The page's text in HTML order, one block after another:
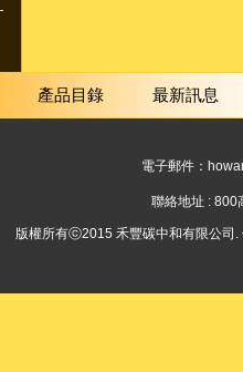
產品目錄 最新訊息
電子郵件：
聯絡地址 : 800
版權所有ⓒ2015 禾豐碳中和有限公司